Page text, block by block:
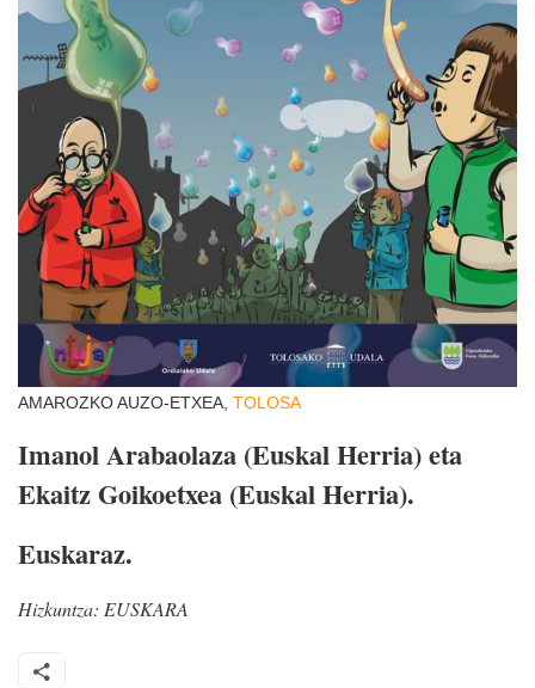
AMAROZKO AUZO-ETXEA, TOLOSA
Imanol Arabaolaza (Euskal Herria) eta
Ekaitz Goikoetxea (Euskal Herria).
Euskaraz.
Hizkuntza: EUSKARA